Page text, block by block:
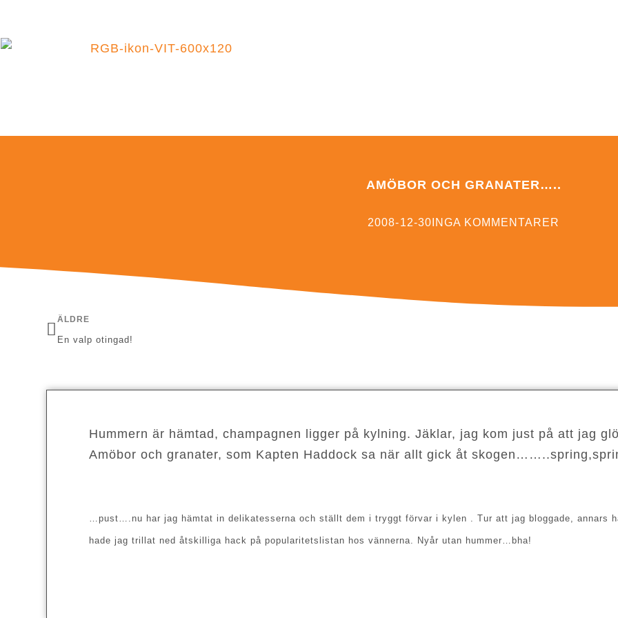
AMÖBOR OCH GRANATER…..
2008-12-30 INGA KOMMENTARER
ÄLDRE
En valp otingad!
Hummern är hämtad, champagnen ligger på kylning. Jäklar, jag kom just på att jag
Amöbor och granater, som Kapten Haddock sa när allt gick åt
…pust….nu har jag hämtat in delikatesserna och ställt dem i tryggt förvar i kylen . Tur att jag bloggade, annars
hade jag trillat ned åtskilliga hack på popularitetslistan hos vännerna. Nyår utan hummer…bha!